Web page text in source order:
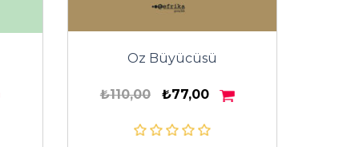
Oz Büyücüsü
₺110,00 ₺77,00